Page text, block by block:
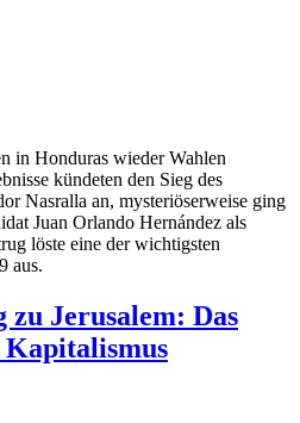
in Honduras wieder Wahlen
kündeten den Sieg des
Nasralla an, mysteriöserweise ging
Juan Orlando Hernández als
löste eine der wichtigsten
aus.
Jerusalem: Das
Kapitalismus